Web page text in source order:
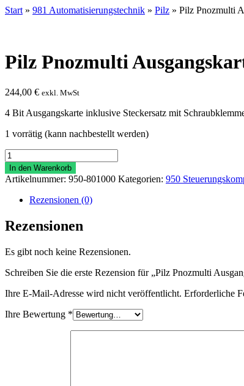
Start » 981 Automatisierungstechnik » Pilz » Pilz Pnozmulti
Pilz Pnozmulti
244,00 € exkl. MwSt
4 Bit Ausgangskarte inklusive Steckersatz mit
1 vorrätig (kann nachbestellt werden)
Pilz
Pnozmulti
Ausgangskarte
Menge
In den Warenkorb
Artikelnummer: 950-801000 Kategorien: 950
Rezensionen (0)
Rezensionen
Es gibt noch keine Rezensionen.
Schreiben Sie die erste Rezension für „Pilz Pnozmulti
Ihre E-Mail-Adresse wird nicht veröffentlicht. Erforderliche
Ihre Bewertung *